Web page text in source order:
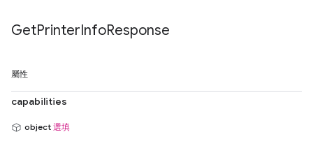
GetPrinterInfoResponse
屬性
capabilities
object 選填